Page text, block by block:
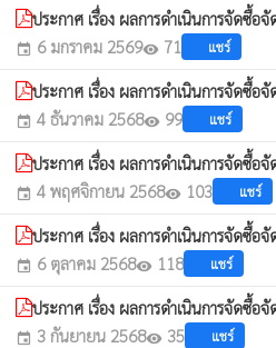
ประกาศ เรื่อง ผลการดำเนินการจัดซื้
event 6 มกราคม 2569visibility 71 แชร์
ประกาศ เรื่อง ผลการดำเนินการจัดซื้
event 4 ธันวาคม 2568visibility 99 แชร์
ประกาศ เรื่อง ผลการดำเนินการจัดซื้
event 4 พฤศจิกายน 2568visibility 103 แชร์
ประกาศ เรื่อง ผลการดำเนินการจัดซื้
event 6 ตุลาคม 2568visibility 118 แชร์
ประกาศ เรื่อง ผลการดำเนินการจัดซื้
event 3 กันยายน 2568visibility 35 แชร์